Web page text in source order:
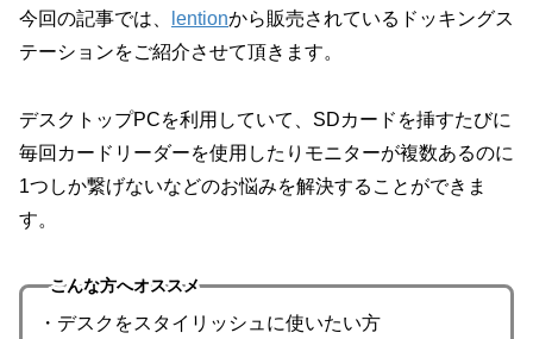
今回の記事では、 lentionから販売されているドッキングス
テーションをご紹介させて頂きます。
デスクトップPCを利用していて、SDカードを挿すたびに
毎回カードリーダーを使用したりモニターが複数あるのに
1つしか繋げないなどのお悩みを解決することができま
す。
こんな方へオススメ
・デスクをスタイリッシュに使いたい方